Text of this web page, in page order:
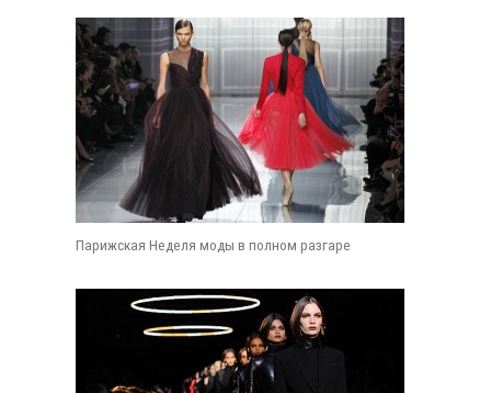
Парижская Неделя моды в полном разгаре